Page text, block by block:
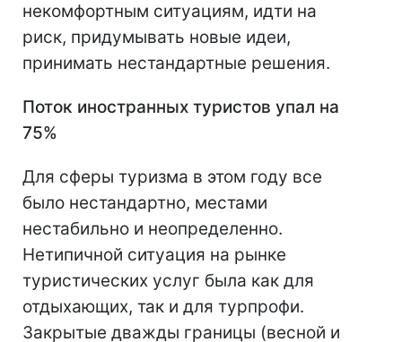
некомфортным ситуациям, идти на
риск, придумывать новые идеи,
принимать нестандартные решения.
Поток иностранных туристов упал на
75%
Для сферы туризма в этом году все
было нестандартно, местами
нестабильно и неопределенно.
Нетипичной ситуация на рынке
туристических услуг была как для
отдыхающих, так и для турпрофи.
Закрытые дважды границы (весной и